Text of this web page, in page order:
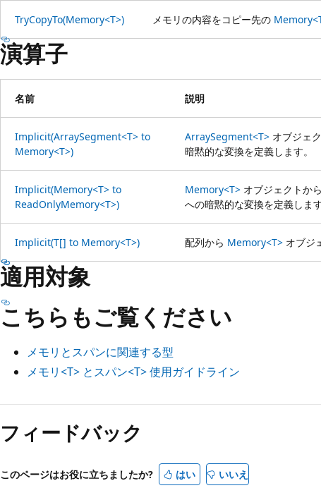
TryCopyTo(Memory<T>) メモリの内容をコピー先の
演算子
名前 説明
Implicit(ArraySegment<T> to
Memory<T>)
ArraySegment<T> オブジェ
暗黙的な変換を定義します。
Implicit(Memory<T> to
ReadOnlyMemory<T>)
Memory<T> オブジェクトから
への暗黙的な変換を定義します
Implicit(T[] to Memory<T>) 配列から Memory<T> オブジ
適用対象
こちらもご覧ください
メモリとスパンに関連する型
メモリ<T> とスパン<T> 使用ガイドライン
フィードバック
このページはお役に立ちましたか? はい いいえ